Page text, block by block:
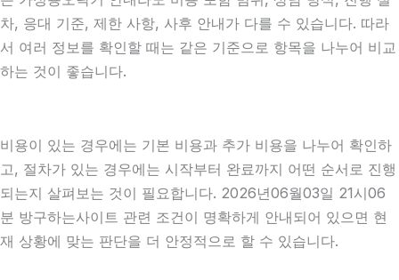
차, 응대 기준, 제한 사항, 사후 안내가 다를 수 있습니다. 따라
서 여러 정보를 확인할 때는 같은 기준으로 항목을 나누어 비교
하는 것이 좋습니다.
비용이 있는 경우에는 기본 비용과 추가 비용을 나누어 확인하
고, 절차가 있는 경우에는 시작부터 완료까지 어떤 순서로 진행
되는지 살펴보는 것이 필요합니다. 2026년06월03일 21시06
분 방구하는사이트 관련 조건이 명확하게 안내되어 있으면 현
재 상황에 맞는 판단을 더 안정적으로 할 수 있습니다.